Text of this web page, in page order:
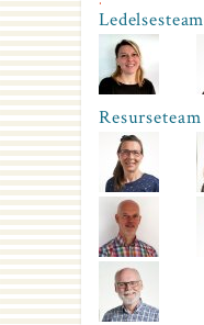
Ledelsesteam
Resurseteam